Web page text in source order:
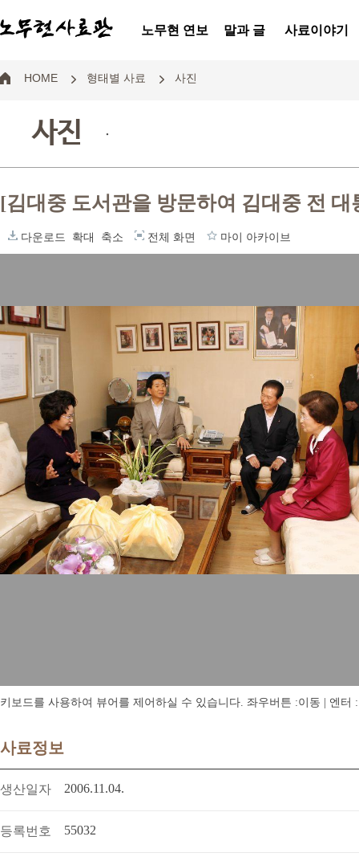
노무현 연보 말과 글 사료이야기
HOME 형태별 사료 사진
사진 .
[김대중 도서관을 방문하여 김대중 전
다운로드 확대 축소 전체 화면 마이 아카이브
키보드를 사용하여 뷰어를 제어하실 수 있습니다. 좌우버튼 :이동 | 엔터
사료정보
생산일자 2006.11.04.
등록번호 55032